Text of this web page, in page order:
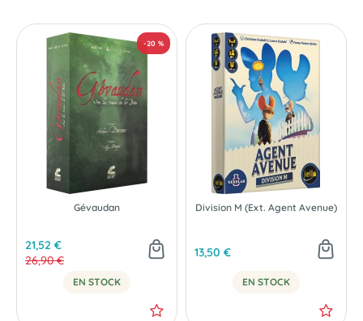
Gévaudan
21,52 €
26,90 €
EN STOCK
Division M (Ext. Agent Avenue)
13,50 €
EN STOCK